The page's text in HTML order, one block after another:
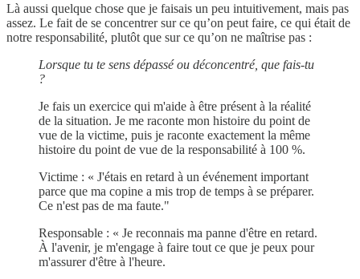
Là aussi quelque chose que je faisais un peu intuitivement, mais pas
assez. Le fait de se concentrer sur ce qu’on peut faire, ce qui était de
notre responsabilité, plutôt que sur ce qu’on ne maîtrise pas :
Lorsque tu te sens dépassé ou déconcentré, que fais-tu
?
Je fais un exercice qui m'aide à être présent à la réalité
de la situation. Je me raconte mon histoire du point de
vue de la victime, puis je raconte exactement la même
histoire du point de vue de la responsabilité à 100 %.
Victime : « J'étais en retard à un événement important
parce que ma copine a mis trop de temps à se préparer.
Ce n'est pas de ma faute."
Responsable : « Je reconnais ma panne d'être en retard.
À l'avenir, je m'engage à faire tout ce que je peux pour
m'assurer d'être à l'heure.